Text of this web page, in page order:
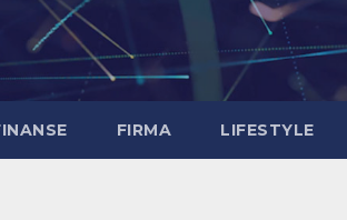
FIRMA LIFESTYLE